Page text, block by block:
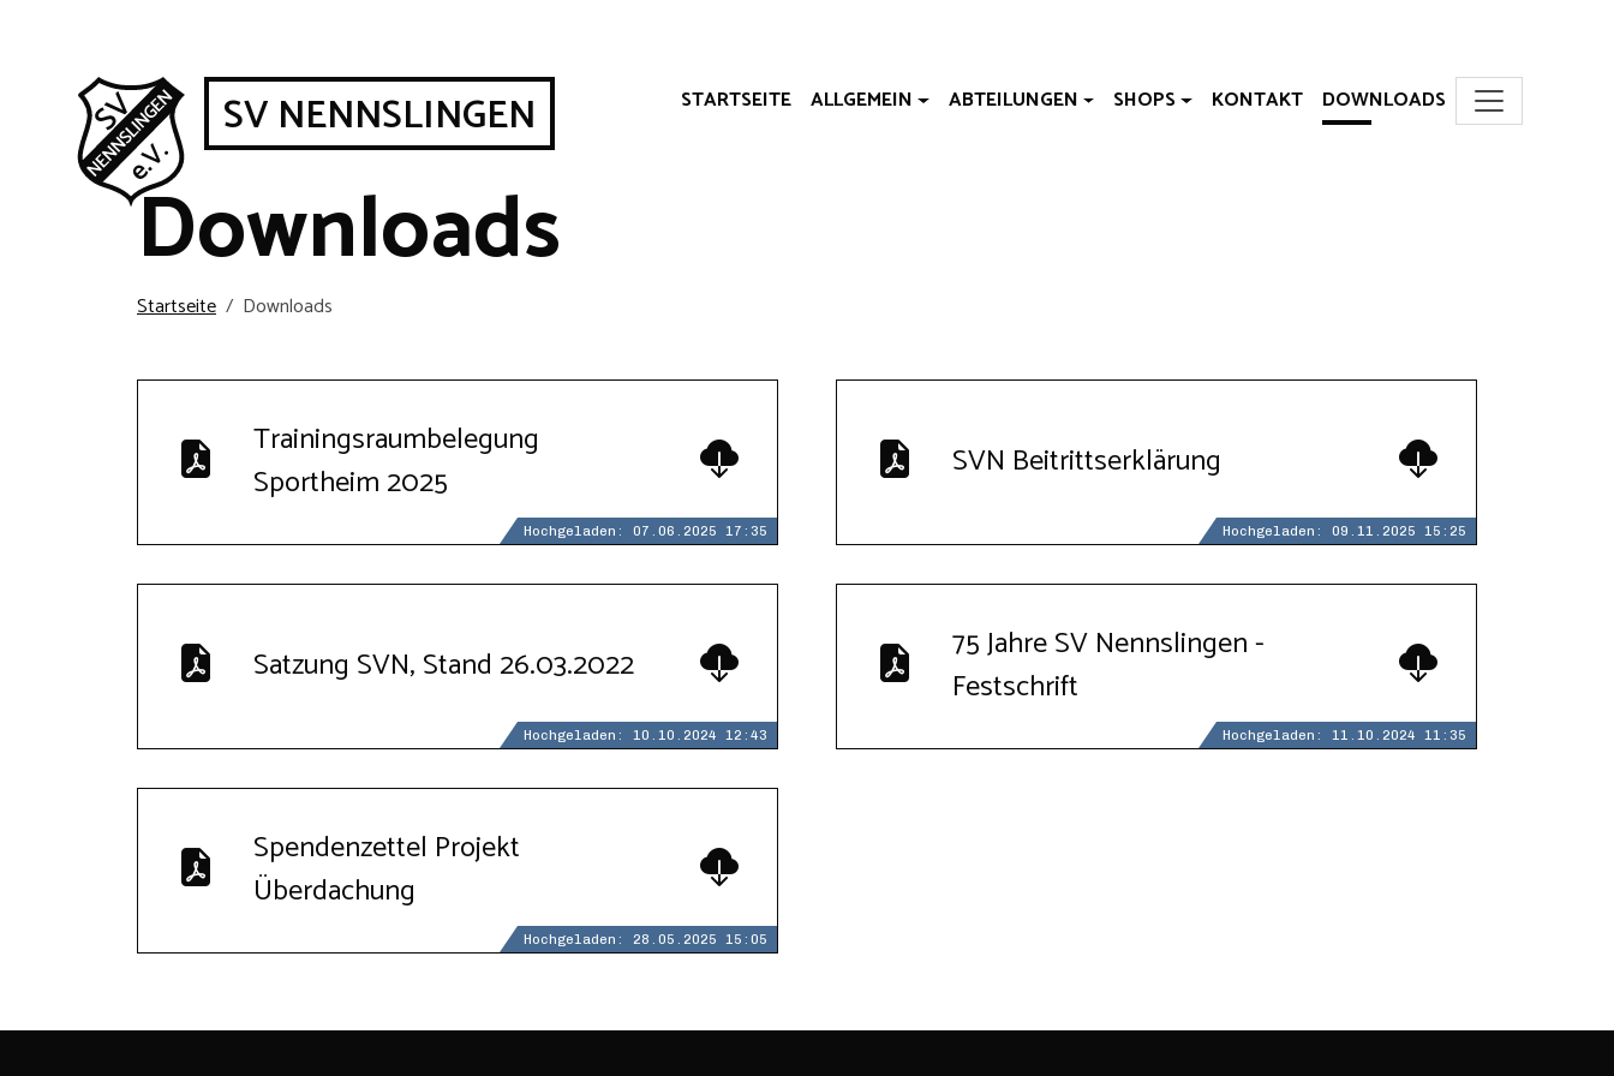
SV NENNSLINGEN STARTSEITE ALLGEMEIN ABTEILUNGEN SHOPS KONTAKT DOWNLOADS
Downloads
Startseite Downloads
Trainingsraumbelegung
Sportheim 2025
Hochgeladen: 07.06.2025 17:35
SVN Beitrittserklärung
Hochgeladen: 09.11.2025 15:25
Satzung SVN, Stand 26.03.2022
Hochgeladen: 10.10.2024 12:43
75 Jahre SV Nennslingen -
Festschrift
Hochgeladen: 11.10.2024 11:35
Spendenzettel Projekt
Überdachung
Hochgeladen: 28.05.2025 15:05